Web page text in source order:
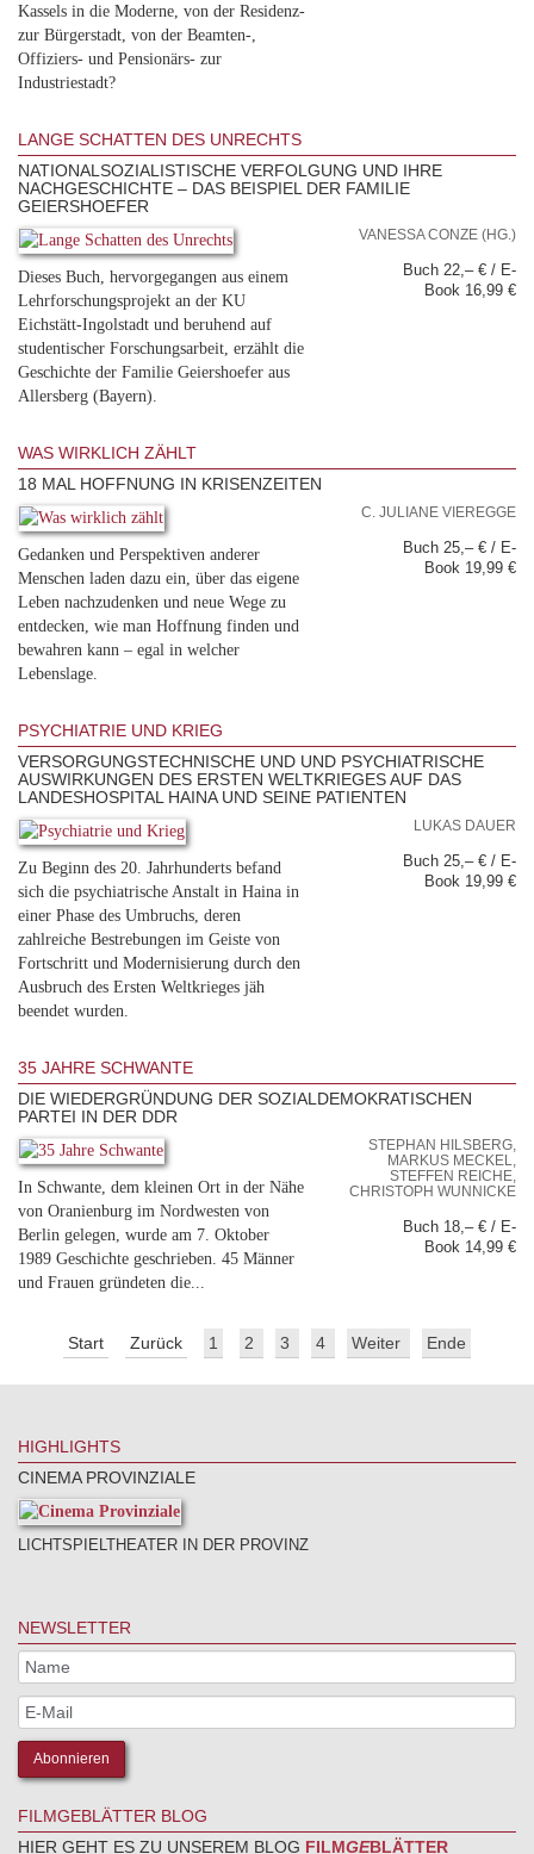
Kassels in die Moderne, von der Residenz-
zur Bürgerstadt, von der Beamten-,
Offiziers- und Pensionärs- zur
Industriestadt?
LANGE SCHATTEN DES UNRECHTS
NATIONALSOZIALISTISCHE VERFOLGUNG UND IHRE
NACHGESCHICHTE – DAS BEISPIEL DER FAMILIE
GEIERSHOEFER
Dieses Buch, hervorgegangen aus einem
Lehrforschungsprojekt an der KU
Eichstätt-Ingolstadt und beruhend auf
studentischer Forschungsarbeit, erzählt die
Geschichte der Familie Geiershoefer aus
Allersberg (Bayern).
VANESSA CONZE (HG.)
Buch 22,– € / E-
Book 16,99 €
WAS WIRKLICH ZÄHLT
18 MAL HOFFNUNG IN KRISENZEITEN
Gedanken und Perspektiven anderer
Menschen laden dazu ein, über das eigene
Leben nachzudenken und neue Wege zu
entdecken, wie man Hoffnung finden und
bewahren kann – egal in welcher
Lebenslage.
C. JULIANE VIEREGGE
Buch 25,– € / E-
Book 19,99 €
PSYCHIATRIE UND KRIEG
VERSORGUNGSTECHNISCHE UND UND PSYCHIATRISCHE
AUSWIRKUNGEN DES ERSTEN WELTKRIEGES AUF DAS
LANDESHOSPITAL HAINA UND SEINE PATIENTEN
Zu Beginn des 20. Jahrhunderts befand
sich die psychiatrische Anstalt in Haina in
einer Phase des Umbruchs, deren
zahlreiche Bestrebungen im Geiste von
Fortschritt und Modernisierung durch den
Ausbruch des Ersten Weltkrieges jäh
beendet wurden.
LUKAS DAUER
Buch 25,– € / E-
Book 19,99 €
35 JAHRE SCHWANTE
DIE WIEDERGRÜNDUNG DER SOZIALDEMOKRATISCHEN
PARTEI IN DER DDR
In Schwante, dem kleinen Ort in der Nähe
von Oranienburg im Nordwesten von
Berlin gelegen, wurde am 7. Oktober
1989 Geschichte geschrieben. 45 Männer
und Frauen gründeten die...
STEPHAN HILSBERG,
MARKUS MECKEL,
STEFFEN REICHE,
CHRISTOPH WUNNICKE
Buch 18,– € / E-
Book 14,99 €
Start Zurück 1 2 3 4 Weiter Ende
HIGHLIGHTS
CINEMA PROVINZIALE
LICHTSPIELTHEATER IN DER PROVINZ
NEWSLETTER
FILMGEBLÄTTER BLOG
HIER GEHT ES ZU UNSEREM BLOG FILMGEBLÄTTER